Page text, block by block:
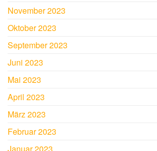
November 2023
Oktober 2023
September 2023
Juni 2023
Mai 2023
April 2023
März 2023
Februar 2023